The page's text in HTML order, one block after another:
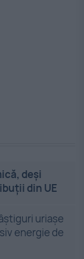
deși
din UE
uriașe
energie de